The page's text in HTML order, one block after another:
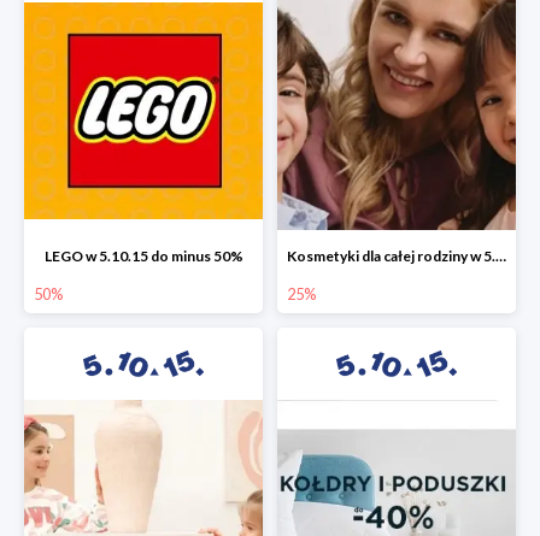
LEGO w 5.10.15 do minus 50%
50%
Kosmetyki dla całej rodziny w 5.10.15 do -25%
25%